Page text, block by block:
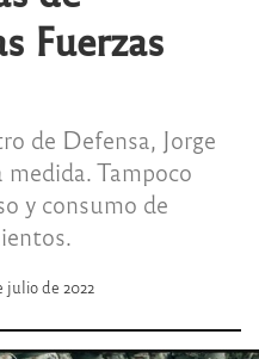
Fuerzas
de Defensa, Jorge
medida. Tampoco
y consumo de
julio de 2022